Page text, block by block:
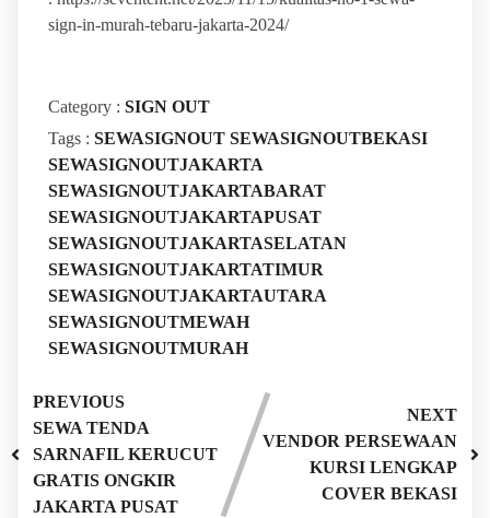
sign-in-murah-tebaru-jakarta-2024/
Category : SIGN OUT
Tags : SEWASIGNOUT SEWASIGNOUTBEKASI
SEWASIGNOUTJAKARTA
SEWASIGNOUTJAKARTABARAT
SEWASIGNOUTJAKARTAPUSAT
SEWASIGNOUTJAKARTASELATAN
SEWASIGNOUTJAKARTATIMUR
SEWASIGNOUTJAKARTAUTARA
SEWASIGNOUTMEWAH
SEWASIGNOUTMURAH
PREVIOUS
SEWA TENDA
SARNAFIL KERUCUT
GRATIS ONGKIR
JAKARTA PUSAT
NEXT
VENDOR PERSEWAAN
KURSI LENGKAP
COVER BEKASI